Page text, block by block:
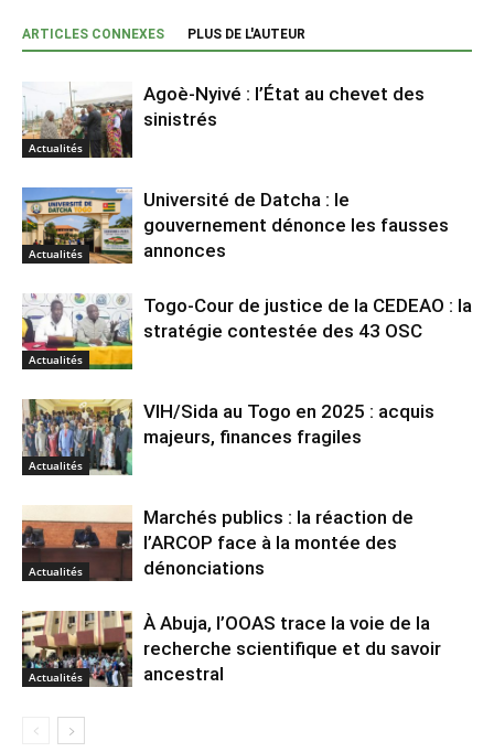
ARTICLES CONNEXES PLUS DE L'AUTEUR
Actualités
Agoè-Nyivé : l’État au chevet des
sinistrés
Actualités
Université de Datcha : le
gouvernement dénonce les fausses
annonces
Actualités
Togo-Cour de justice de la CEDEAO : la
stratégie contestée des 43 OSC
Actualités
VIH/Sida au Togo en 2025 : acquis
majeurs, finances fragiles
Actualités
Marchés publics : la réaction de
l’ARCOP face à la montée des
dénonciations
Actualités
À Abuja, l’OOAS trace la voie de la
recherche scientifique et du savoir
ancestral